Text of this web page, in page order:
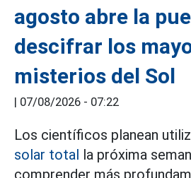
agosto abre la
descifrar los
misterios del Sol
| 07/08/2026 - 07:22
Los científicos planean
solar total la próxima
comprender más